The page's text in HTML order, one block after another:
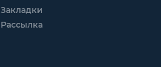
Закладки
Рассылка